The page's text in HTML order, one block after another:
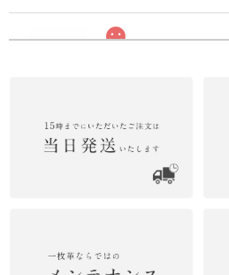
Dカン オプション
2026/06/27
ショルダーポーチ ブルー
2026/06/27